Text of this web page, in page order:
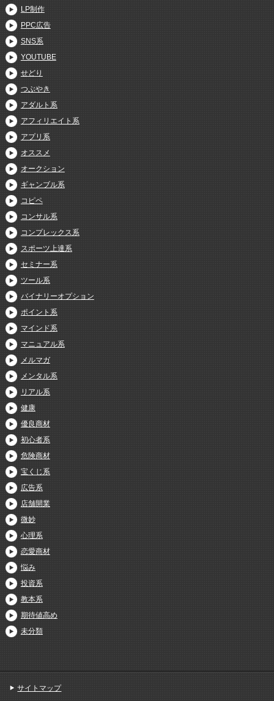
LP制作
PPC広告
SNS系
YOUTUBE
せどり
つぶやき
アダルト系
アフィリエイト系
アプリ系
オススメ
オークション
ギャンブル系
コピペ
コンサル系
コンプレックス系
スポーツ上達系
セミナー系
ツール系
バイナリーオプション
ポイント系
マインド系
マニュアル系
メルマガ
メンタル系
リアル系
健康
優良商材
初心者系
危険商材
宝くじ系
広告系
店舗開業
微妙
心理系
恋愛商材
悩み
投資系
教本系
期待値高め
未分類
サイトマップ